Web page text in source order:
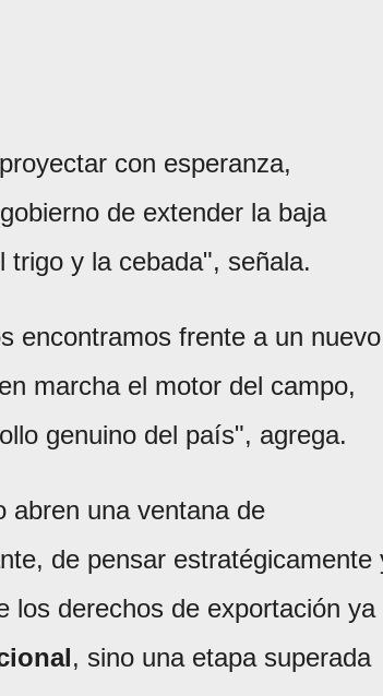
con esperanza,
de extender la baja
trigo y la cebada", señala.
encontramos frente a un nuevo
marcha el motor del campo,
genuino del país", agrega.
abren una ventana de
de pensar estratégicamente
los derechos de exportación ya
, sino una etapa superada